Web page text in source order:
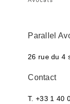
Parallel
26 rue du 4
Contact
T. +33 1 40